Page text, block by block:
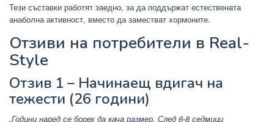
Тези съставки работят заедно, за да поддържат естествената
анаболна активност, вместо да заместват хормоните.
Отзиви на потребители в Real-
Style
Отзив 1 – Начинаещ вдигач на
тежести (26 години)
„Години наред се борех да кача размер. След 6-8 седмици